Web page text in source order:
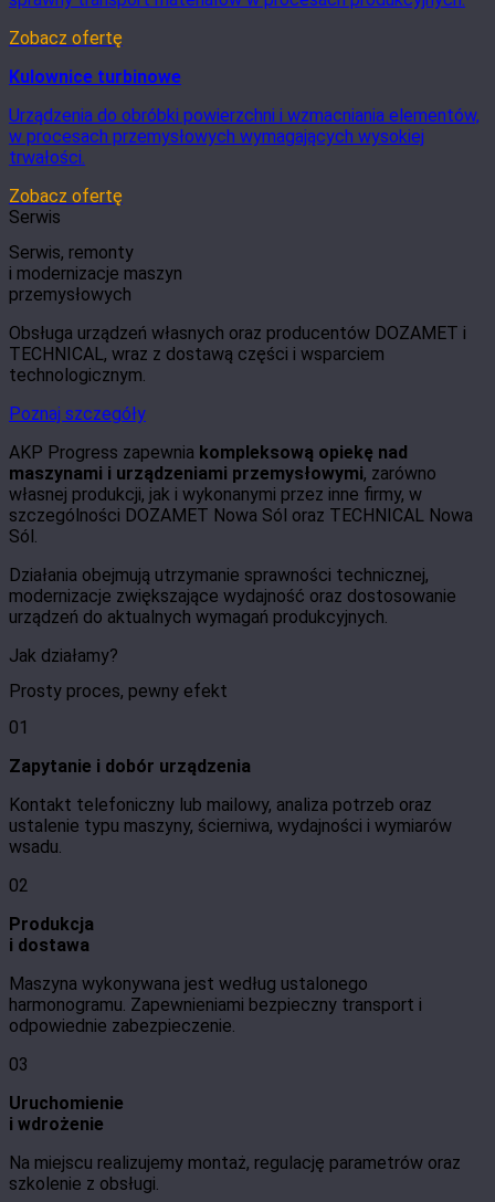
Zobacz ofertę
Kulownice turbinowe
Urządzenia do obróbki powierzchni i wzmacniania elementów,
w procesach przemysłowych wymagających wysokiej
trwałości.
Zobacz ofertę
Serwis
Serwis, remonty
i modernizacje maszyn
przemysłowych
Obsługa urządzeń własnych oraz producentów DOZAMET i
TECHNICAL, wraz z dostawą części i wsparciem
technologicznym.
Poznaj szczegóły
AKP Progress zapewnia kompleksową opiekę nad
maszynami i urządzeniami przemysłowymi, zarówno
własnej produkcji, jak i wykonanymi przez inne firmy, w
szczególności DOZAMET Nowa Sól oraz TECHNICAL Nowa
Sól.
Działania obejmują utrzymanie sprawności technicznej,
modernizacje zwiększające wydajność oraz dostosowanie
urządzeń do aktualnych wymagań produkcyjnych.
Jak działamy?
Prosty proces, pewny efekt
01
Zapytanie i dobór urządzenia
Kontakt telefoniczny lub mailowy, analiza potrzeb oraz
ustalenie typu maszyny, ścierniwa, wydajności i wymiarów
wsadu.
02
Produkcja
i dostawa
Maszyna wykonywana jest według ustalonego
harmonogramu. Zapewnieniami bezpieczny transport i
odpowiednie zabezpieczenie.
03
Uruchomienie
i wdrożenie
Na miejscu realizujemy montaż, regulację parametrów oraz
szkolenie z obsługi.